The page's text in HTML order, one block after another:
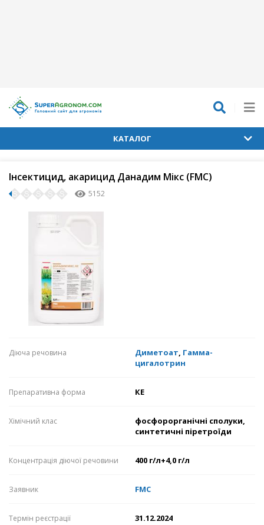
КАТАЛОГ
Інсектицид, акарицид Данадим Мікс (FMC)
5152
Діюча речовина Диметоат, Гамма-
цигалотрин
Препаративна форма КЕ
Хімічний клас
фосфорорганічні сполуки,
синтетичні піретроїди
Концентрація діючої речовини 400 г/л+4,0 г/л
Заявник FMC
Термін реєстрації 31.12.2024